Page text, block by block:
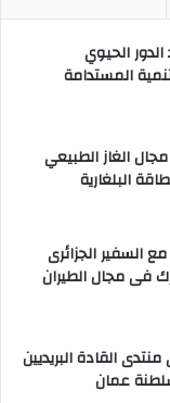
الدور الحيوي
المستدامة
الغاز الطبيعي
البلغارية
السفير الجزائرى
فى مجال الطيران
القادة البريديين
عمان